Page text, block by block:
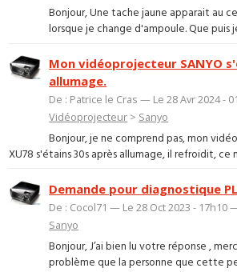
Bonjour, Une tache jaune apparait au
lorsque je change d'ampoule. Que puis
Mon vidéoprojecteur SANYO
allumage.
De : Patrice le Cras — Le 28 Avr 2024 -
Vidéoprojecteur > Sanyo
Bonjour, je ne comprend pas, mon
XU78 s'étains 30s après allumage, il refroidit, ce
Demande pour diagnostique
De : Cocol71 — Le 28 Oct 2023 - 17h10
Sanyo
Bonjour, J’ai bien lu votre réponse ,
problème que la personne que cette